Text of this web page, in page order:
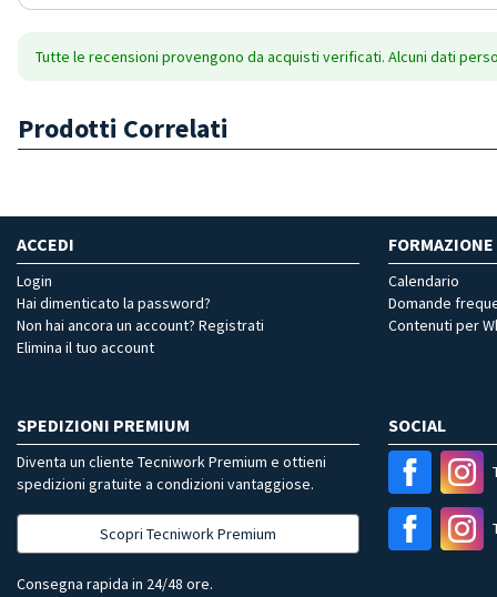
Tutte le recensioni provengono da acquisti verificati. Alcuni dati
Prodotti Correlati
ACCEDI
Login
Hai dimenticato la password?
Non hai ancora un account? Registrati
Elimina il tuo account
FORMAZIONE
Calendario
Domande
Contenuti per
SPEDIZIONI PREMIUM
Diventa un cliente Tecniwork Premium e ottieni
spedizioni gratuite a condizioni vantaggiose.
Scopri Tecniwork Premium
Consegna rapida in 24/48 ore.
SOCIAL